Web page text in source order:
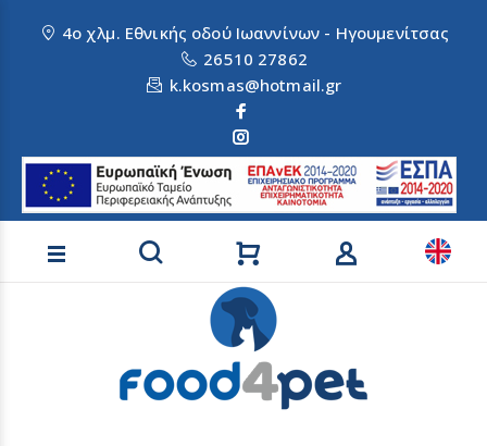
4ο χλμ. Εθνικής οδού Ιωαννίνων - Ηγουμενίτσας
26510 27862
k.kosmas@hotmail.gr
Αναζήτηση προϊόντων